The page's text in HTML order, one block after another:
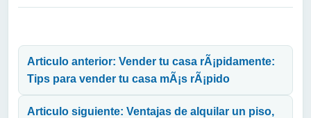
Articulo anterior: Vender tu casa rÃ¡pidamente:
Tips para vender tu casa mÃ¡s rÃ¡pido
Articulo siguiente: Ventajas de alquilar un piso,